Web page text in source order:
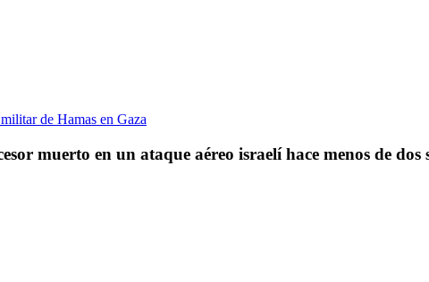
muerto en un ataque aéreo israelí hace menos de dos